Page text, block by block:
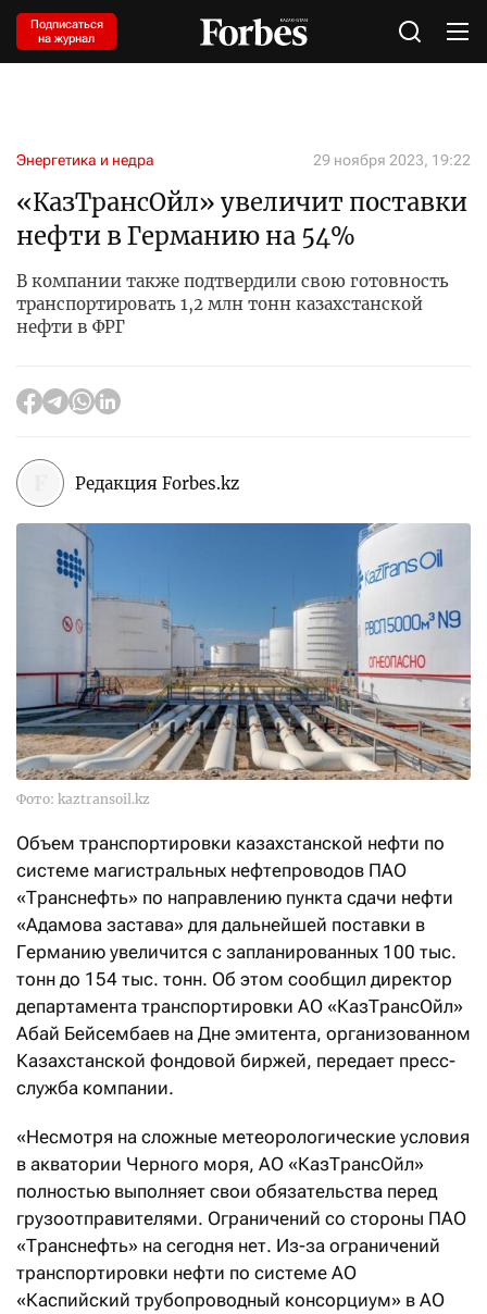
Подписаться
на журнал
Энергетика и недра 29 ноября 2023, 19:22
«КазТрансОйл» увеличит поставки
нефти в Германию на 54%
В компании также подтвердили свою готовность
транспортировать 1,2 млн тонн казахстанской
нефти в ФРГ
Редакция Forbes.kz
Фото: kaztransoil.kz
Объем транспортировки казахстанской нефти по
системе магистральных нефтепроводов ПАО
«Транснефть» по направлению пункта сдачи нефти
«Адамова застава» для дальнейшей поставки в
Германию увеличится с запланированных 100 тыс.
тонн до 154 тыс. тонн. Об этом сообщил директор
департамента транспортировки АО «КазТрансОйл»
Абай Бейсембаев на Дне эмитента, организованном
Казахстанской фондовой биржей, передает пресс-
служба компании.
«Несмотря на сложные метеорологические условия
в акватории Черного моря, АО «КазТрансОйл»
полностью выполняет свои обязательства перед
грузоотправителями. Ограничений со стороны ПАО
«Транснефть» на сегодня нет. Из-за ограничений
транспортировки нефти по системе АО
«Каспийский трубопроводный консорциум» в АО